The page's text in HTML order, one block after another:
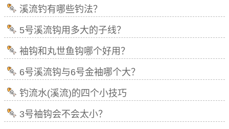
溪流钓有哪些钓法？
5号溪流钩用多大的子线？
袖钩和丸世鱼钩哪个好用？
6号溪流钩与6号金袖哪个大？
钓流水(溪流)的四个小技巧
3号袖钩会不会太小？